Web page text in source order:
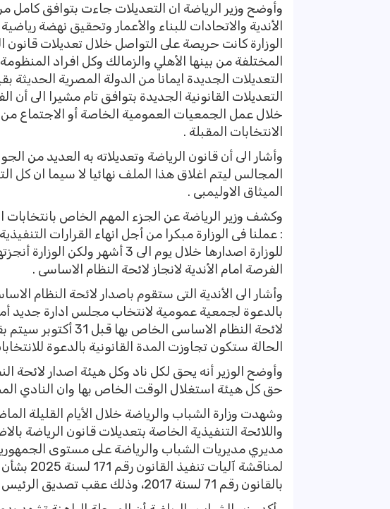
وأوضح وزير الرياضة ان التعديلات جاءت بتوافق كامل
الأندية والاتحادات للبناء والأعمار وتحقيق نهضة
الوزارة كانت حريصة على التواصل خلال تعديلات قانون
المختلفة من بينها الأهلي والزمالك وكل افراد
التعديلات الجديدة ايمانا من الدولة المصرية
التعديلات القانونية الجديدة بتوافق تام مشيرا الى أن
خلال عمل الجمعيات العمومية الخاصة أو الاجتماع
الانتخابات المقبلة .
وأشار الى أن قانون الرياضة وتعديلاته به العديد من
المجالس ليتم اغلاق هذا الملف نهائيا لا سيما ان كل
الميثاق الاوليمبى .
وكشف وزير الرياضة عن الجزء المهم الخاص بانتخابات
: عملنا فى الوزارة مبكرا من أجل انهاء القرارات
للوزارة اصدارها خلال يوم الى 3
الفرصة امام الأندية لانجاز لائحة النظام الاساسى .
بالدعوة لجمعية عمومية لانتخاب مجلس ادارة جديد
لائحة النظام الاساسى
الحالة ستكون تجاوزت المدة القانونية بالدعوة للانتخابات بعد 4 أشهر عقب نهاية
حق كل هيئة استغلال الوقت الخاص بها وان النادي
وشهدت وزارة الشباب والرياضة خلال الأيام القليلة
واللائحة التنفيذية الخاصة بتعديلات قانون الرياضة
مديري مديريات الشباب والرياضة على مستوى الجمهورية،
لمناقشة
بالقانون رقم 71 لسنة 2017، وذلك عقب تصديق الرئيس عبد الفتاح السيسي.